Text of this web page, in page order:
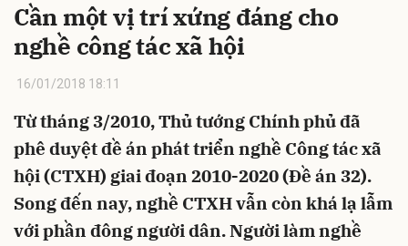
Cần một vị trí xứng đáng cho
nghề công tác xã hội
16/01/2018 18:11
Từ tháng 3/2010, Thủ tướng Chính phủ đã
phê duyệt đề án phát triển nghề Công tác xã
hội (CTXH) giai đoạn 2010-2020 (Đề án 32).
Song đến nay, nghề CTXH vẫn còn khá lạ lẫm
với phần đông người dân. Người làm nghề
Hủy Gửi